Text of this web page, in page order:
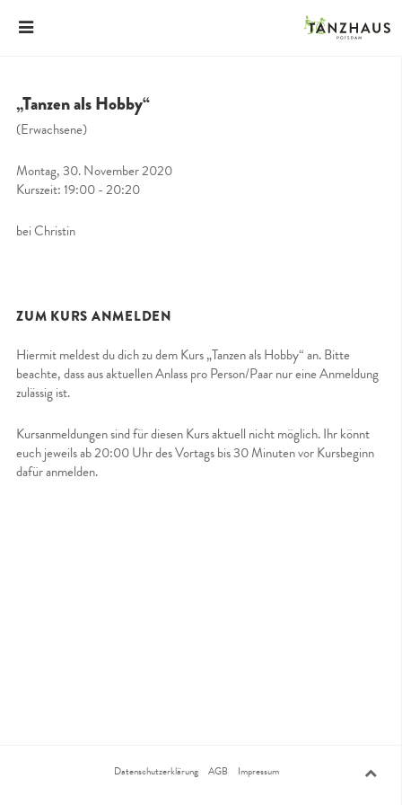
„Tanzen als Hobby“
(Erwachsene)
Montag, 30. November 2020
Kurszeit: 19:00 - 20:20
bei Christin
ZUM KURS ANMELDEN
Hiermit meldest du dich zu dem Kurs „Tanzen als Hobby“ an. Bitte
beachte, dass aus aktuellen Anlass pro Person/Paar nur eine Anmeldung
zulässig ist.
Kursanmeldungen sind für diesen Kurs aktuell nicht möglich. Ihr könnt
euch jeweils ab 20:00 Uhr des Vortags bis 30 Minuten vor Kursbeginn
dafür anmelden.
Datenschutzerklärung AGB Impressum